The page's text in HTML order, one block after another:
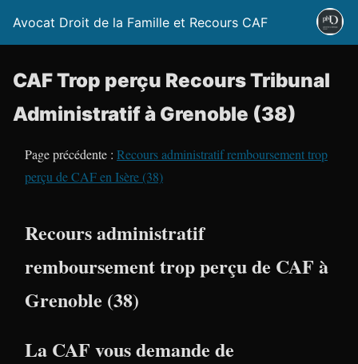
Avocat Droit de la Famille et Recours CAF
CAF Trop perçu Recours Tribunal
Administratif à Grenoble (38)
Page précédente : Recours administratif remboursement trop
perçu de CAF en Isère (38)
Recours administratif
remboursement trop perçu de CAF à
Grenoble (38)
La CAF vous demande de